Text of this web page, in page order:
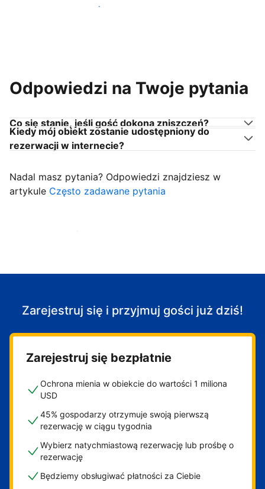
Dołącz do gospodarzy takich jak Ty
Odpowiedzi na Twoje pytania
Co się stanie, jeśli gość dokona zniszczeń?
Kiedy mój obiekt zostanie udostępniony do
rezerwacji w internecie?
Nadal masz pytania? Odpowiedzi znajdziesz w
artykule Często zadawane pytania
Zacznij przyjmować gości
Zarejestruj się i przyjmuj gości już dziś!
Zarejestruj się bezpłatnie
Ochrona mienia w obiekcie do wartości 1 miliona
USD
45% gospodarzy otrzymuje swoją pierwszą
rezerwację w ciągu tygodnia
Wybierz natychmiastową rezerwację lub prośbę o
rezerwację
Będziemy obsługiwać płatności za Ciebie